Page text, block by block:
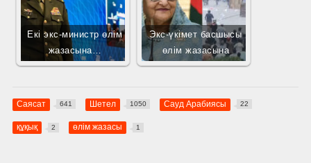
Екі экс-министр өлім
жазасына…
Экс-үкімет басшысы
өлім жазасына
Саясат 641 Шетел 1050 Сауд Арабиясы 22
құқық 2 өлім жазасы 1